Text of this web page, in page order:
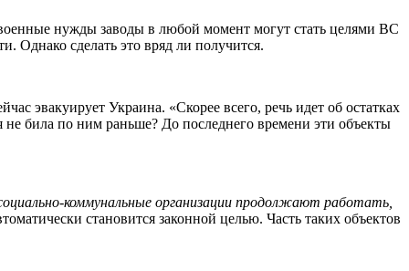
нужды заводы в любой момент могут стать целями ВС
Однако сделать это вряд ли получится.
эвакуирует Украина. «Скорее всего, речь идет об остатках
била по ним раньше? До последнего времени эти объекты
коммунальные организации продолжают работать,
становится законной целью. Часть таких объектов